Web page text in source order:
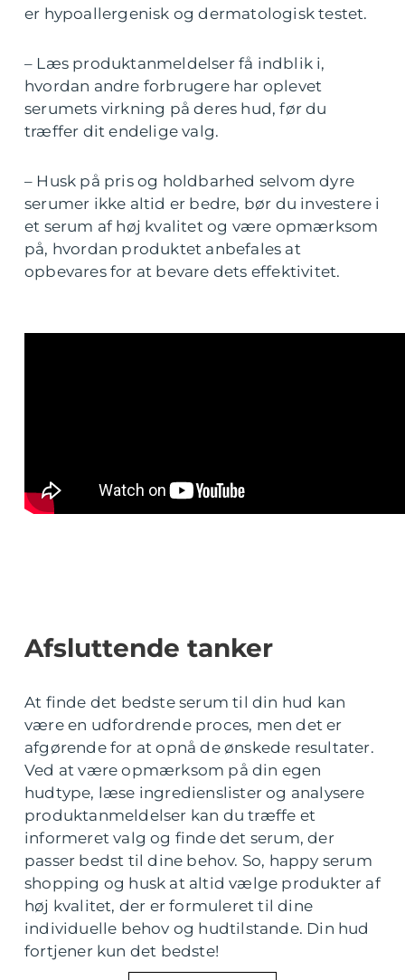
er hypoallergenisk og dermatologisk testet.
– Læs produktanmeldelser få indblik i,
hvordan andre forbrugere har oplevet
serumets virkning på deres hud, før du
træffer dit endelige valg.
– Husk på pris og holdbarhed selvom dyre
serumer ikke altid er bedre, bør du investere i
et serum af høj kvalitet og være opmærksom
på, hvordan produktet anbefales at
opbevares for at bevare dets effektivitet.
Afsluttende tanker
At finde det bedste serum til din hud kan
være en udfordrende proces, men det er
afgørende for at opnå de ønskede resultater.
Ved at være opmærksom på din egen
hudtype, læse ingredienslister og analysere
produktanmeldelser kan du træffe et
informeret valg og finde det serum, der
passer bedst til dine behov. So, happy serum
shopping og husk at altid vælge produkter af
høj kvalitet, der er formuleret til dine
individuelle behov og hudtilstande. Din hud
fortjener kun det bedste!